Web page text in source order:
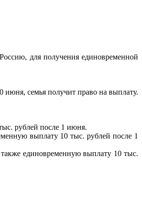
для получения единовременной
июня, семья получит право на выплату.
рублей после 1 июня.
выплату 10 тыс. рублей после 1
единовременную выплату 10 тыс.